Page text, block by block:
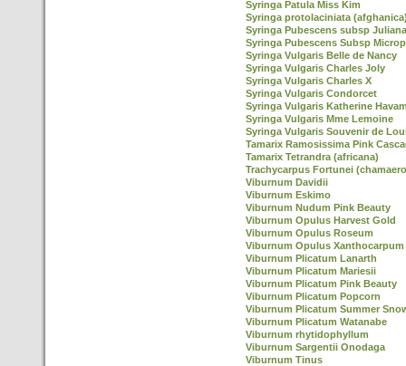
Syringa Patula Miss Kim
Syringa protolaciniata
Syringa Pubescens subsp
Syringa Pubescens Subsp
Syringa Vulgaris Belle de Nancy
Syringa Vulgaris Charles Joly
Syringa Vulgaris Charles X
Syringa Vulgaris Condorcet
Syringa Vulgaris Katherine
Syringa Vulgaris Mme Lemoine
Syringa Vulgaris Souvenir de
Tamarix Ramosissima Pink
Tamarix Tetrandra (africana)
Trachycarpus Fortunei
Viburnum Davidii
Viburnum Eskimo
Viburnum Nudum Pink Beauty
Viburnum Opulus Harvest Gold
Viburnum Opulus Roseum
Viburnum Opulus Xanthocarpum
Viburnum Plicatum Lanarth
Viburnum Plicatum Mariesii
Viburnum Plicatum Pink Beauty
Viburnum Plicatum Popcorn
Viburnum Plicatum Summer
Viburnum Plicatum Watanabe
Viburnum rhytidophyllum
Viburnum Sargentii Onodaga
Viburnum Tinus